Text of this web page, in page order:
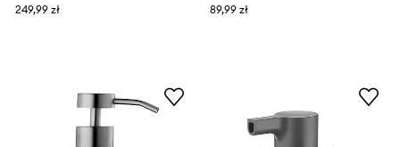
249,99 zł
89,99 zł